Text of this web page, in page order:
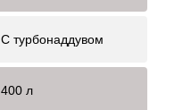
С турбонаддувом
400 л